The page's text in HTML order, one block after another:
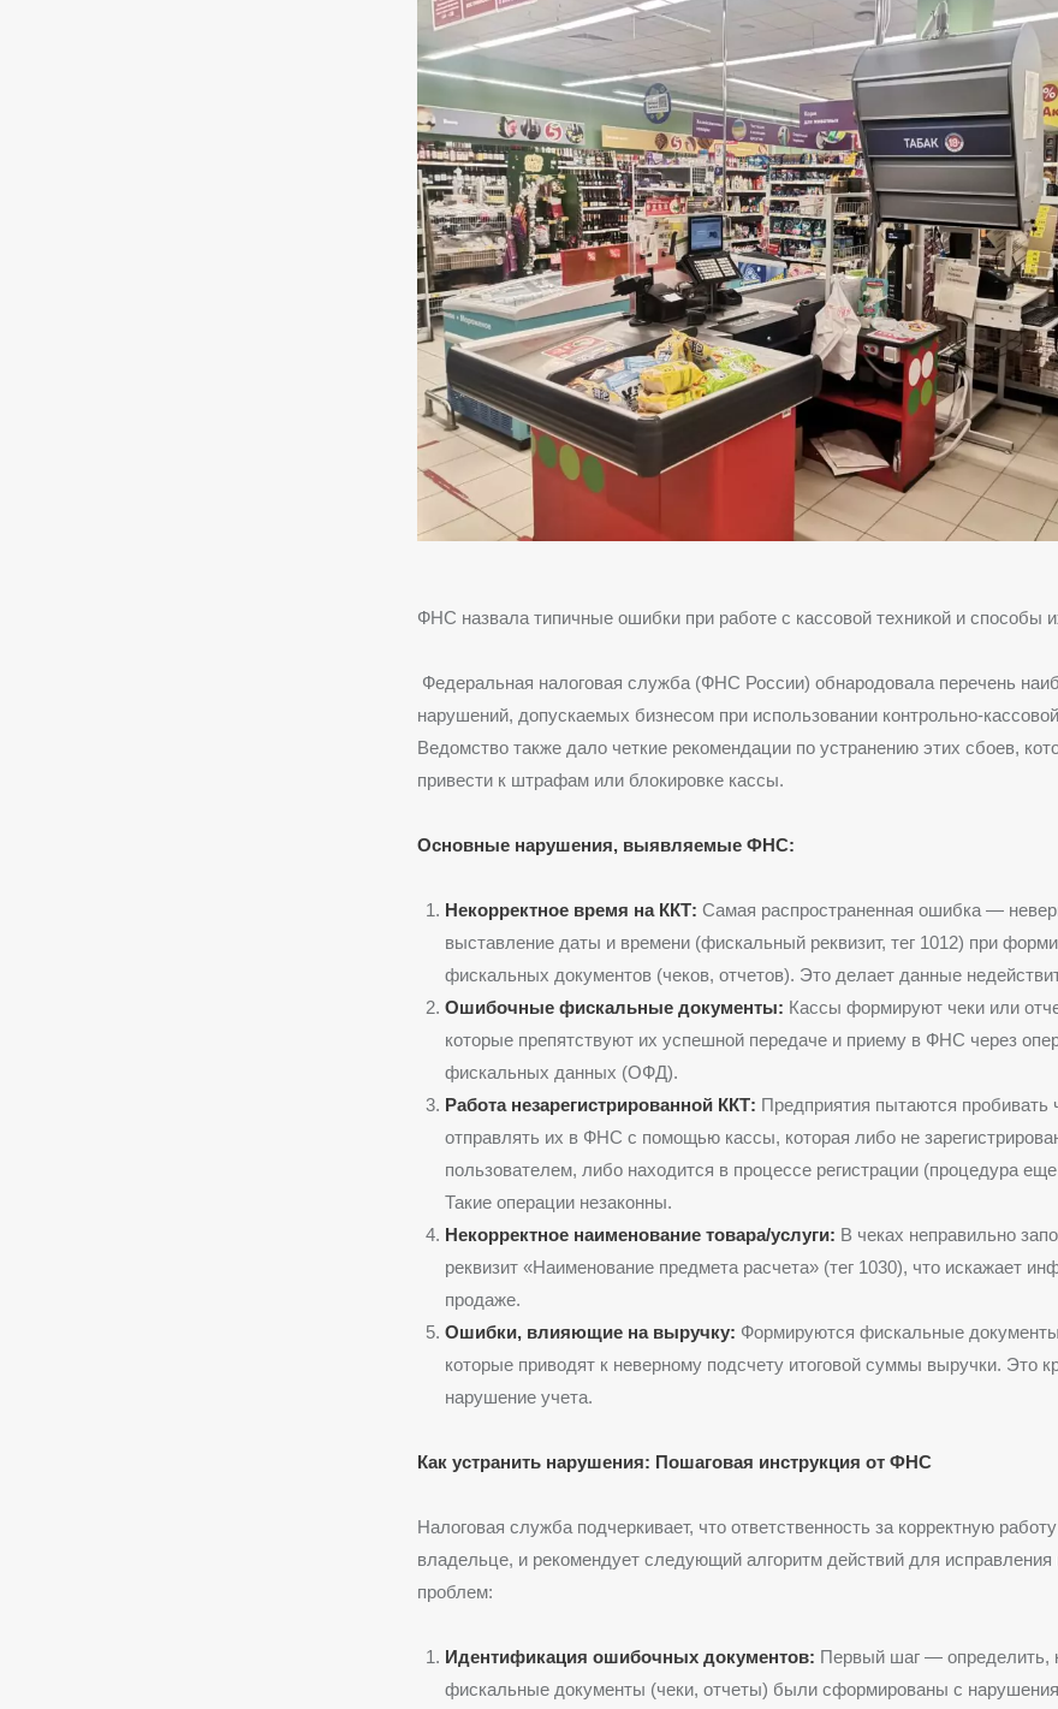
ФНС назвала типичные ошибки при работе с кассовой техникой и способы
Федеральная налоговая служба (ФНС России) обнародовала перечень
нарушений, допускаемых бизнесом при использовании контрольно-
Ведомство также дало четкие рекомендации по устранению этих сбоев,
привести к штрафам или блокировке кассы.
Основные нарушения, выявляемые ФНС:
Некорректное время на ККТ: Самая распространенная ошибка —
выставление даты и времени (фискальный реквизит, тег 1012) при
фискальных документов (чеков, отчетов). Это делает данные
Ошибочные фискальные документы: Кассы формируют чеки или
которые препятствуют их успешной передаче и приему в ФНС через
фискальных данных (ОФД).
Работа незарегистрированной ККТ: Предприятия пытаются пробивать
отправлять их в ФНС с помощью кассы, которая либо не
пользователем, либо находится в процессе регистрации (процедура
Такие операции незаконны.
Некорректное наименование товара/услуги: В чеках неправильно
реквизит «Наименование предмета расчета» (тег 1030), что искажает
продаже.
Ошибки, влияющие на выручку: Формируются фискальные
которые приводят к неверному подсчету итоговой суммы выручки. Это
нарушение учета.
Как устранить нарушения: Пошаговая инструкция от ФНС
Налоговая служба подчеркивает, что ответственность за корректную
владельце, и рекомендует следующий алгоритм действий для
проблем:
Идентификация ошибочных документов: Первый шаг — определить,
фискальные документы (чеки, отчеты) были сформированы с